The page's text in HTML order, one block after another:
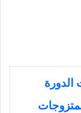
الدورة